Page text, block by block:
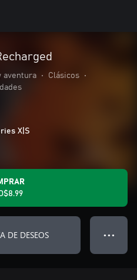
aventura • Clásicos
•
X|S
DE DESEOS ● ● ●